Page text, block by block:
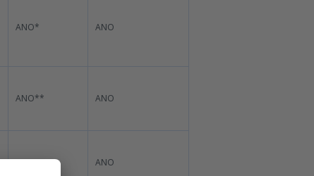
ANO* ANO
ANO** ANO
ANO ANO